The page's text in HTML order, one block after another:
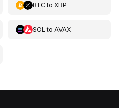
BTCto XRP
SOL to AVAX